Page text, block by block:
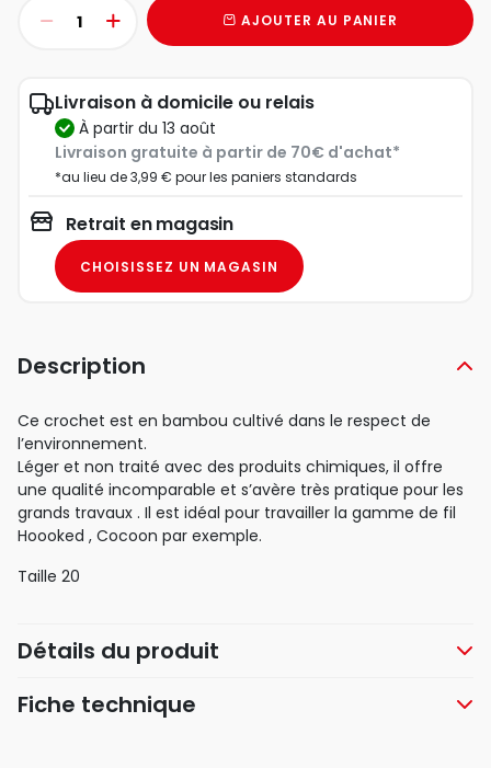
AJOUTER AU PANIER
Livraison à domicile ou relais
à partir du 13 août
Livraison gratuite à partir de 70€ d'achat*
*au lieu de 3,99 € pour les paniers standards
Retrait en magasin
CHOISISSEZ UN MAGASIN
Description
Ce crochet est en bambou cultivé dans le respect de
l’environnement.
Léger et non traité avec des produits chimiques, il offre
une qualité incomparable et s’avère très pratique pour les
grands travaux . Il est idéal pour travailler la gamme de fil
Hoooked , Cocoon par exemple.
Taille 20
Détails du produit
Fiche technique